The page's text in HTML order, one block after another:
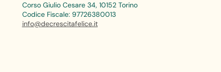
Corso Giulio Cesare 34, 10152 Torino
Codice Fiscale: 97726380013
info@decrescitafelice.it